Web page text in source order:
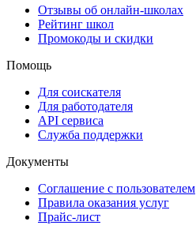
Отзывы об онлайн-школах
Рейтинг школ
Промокоды и скидки
Помощь
Для соискателя
Для работодателя
API сервиса
Служба поддержки
Документы
Соглашение с пользователем
Правила оказания услуг
Прайс-лист